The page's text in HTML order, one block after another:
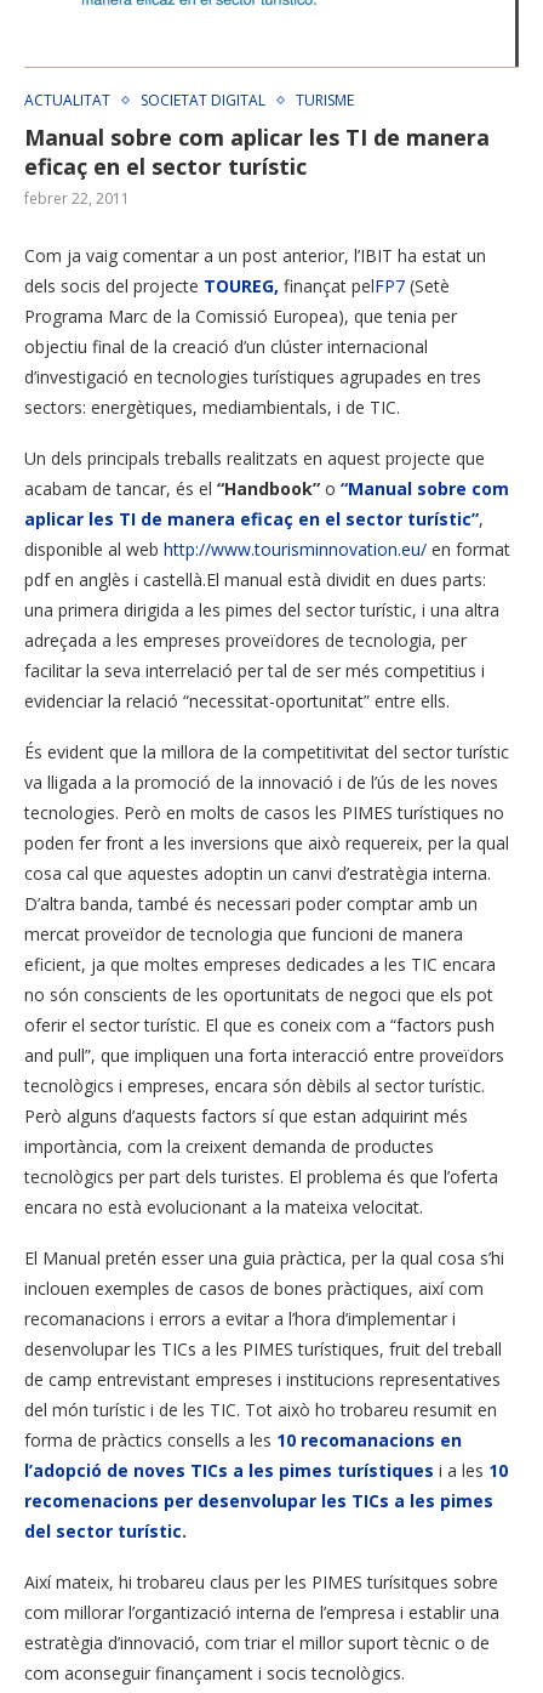
ACTUALITAT SOCIETAT DIGITAL TURISME
Manual sobre com aplicar les TI de manera
eficaç en el sector turístic
febrer 22, 2011
Com ja vaig comentar a un post anterior, l’IBIT ha estat un
dels socis del projecte TOUREG, finançat pelFP7 (Setè
Programa Marc de la Comissió Europea), que tenia per
objectiu final de la creació d’un clúster internacional
d’investigació en tecnologies turístiques agrupades en tres
sectors: energètiques, mediambientals, i de TIC.
Un dels principals treballs realitzats en aquest projecte que
acabam de tancar, és el “Handbook” o “Manual sobre com
aplicar les TI de manera eficaç en el sector turístic”,
disponible al web http://www.tourisminnovation.eu/ en format
pdf en anglès i castellà.El manual està dividit en dues parts:
una primera dirigida a les pimes del sector turístic, i una altra
adreçada a les empreses proveïdores de tecnologia, per
facilitar la seva interrelació per tal de ser més competitius i
evidenciar la relació “necessitat-oportunitat” entre ells.
És evident que la millora de la competitivitat del sector turístic
va lligada a la promoció de la innovació i de l’ús de les noves
tecnologies. Però en molts de casos les PIMES turístiques no
poden fer front a les inversions que això requereix, per la qual
cosa cal que aquestes adoptin un canvi d’estratègia interna.
D’altra banda, també és necessari poder comptar amb un
mercat proveïdor de tecnologia que funcioni de manera
eficient, ja que moltes empreses dedicades a les TIC encara
no són conscients de les oportunitats de negoci que els pot
oferir el sector turístic. El que es coneix com a “factors push
and pull”, que impliquen una forta interacció entre proveïdors
tecnològics i empreses, encara són dèbils al sector turístic.
Però alguns d’aquests factors sí que estan adquirint més
importància, com la creixent demanda de productes
tecnològics per part dels turistes. El problema és que l’oferta
encara no està evolucionant a la mateixa velocitat.
El Manual pretén esser una guia pràctica, per la qual cosa s’hi
inclouen exemples de casos de bones pràctiques, així com
recomanacions i errors a evitar a l’hora d’implementar i
desenvolupar les TICs a les PIMES turístiques, fruit del treball
de camp entrevistant empreses i institucions representatives
del món turístic i de les TIC. Tot això ho trobareu resumit en
forma de pràctics consells a les 10 recomanacions en
l’adopció de noves TICs a les pimes turístiques i a les 10
recomenacions per desenvolupar les TICs a les pimes
del sector turístic.
Així mateix, hi trobareu claus per les PIMES turísitques sobre
com millorar l’organtizació interna de l’empresa i establir una
estratègia d’innovació, com triar el millor suport tècnic o de
com aconseguir finançament i socis tecnològics.